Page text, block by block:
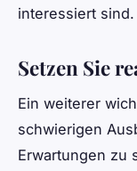
interessiert sind.
Setzen Sie
Ein weiterer
schwierigen
Erwartungen zu